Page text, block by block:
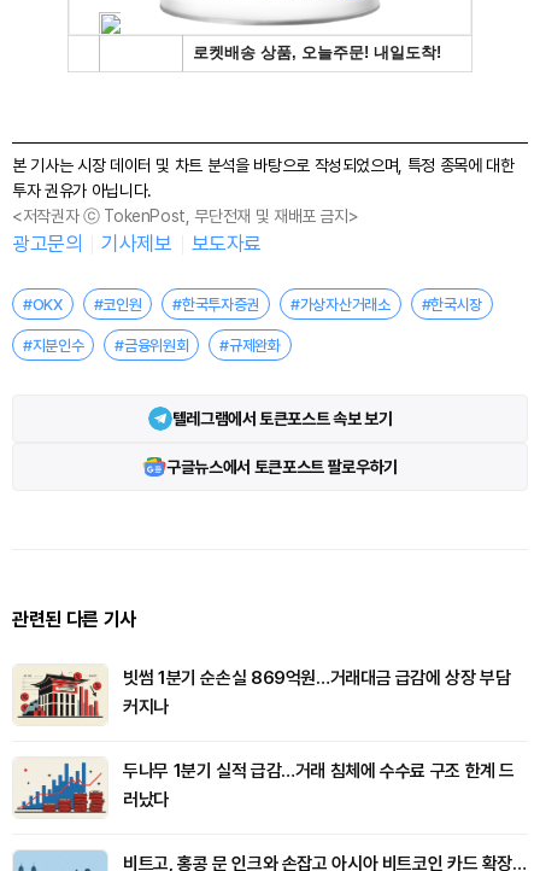
본 기사는 시장 데이터 및 차트 분석을 바탕으로 작성되었으며, 특정 종목에 대한
투자 권유가 아닙니다.
<저작권자 ⓒ TokenPost, 무단전재 및 재배포 금지>
광고문의 기사제보 보도자료
#OKX #코인원 #한국투자증권 #가상자산거래소 #한국시장
#지분인수 #금융위원회 #규제완화
텔레그램에서 토큰포스트 속보 보기
구글뉴스에서 토큰포스트 팔로우하기
관련된 다른 기사
빗썸 1분기 순손실 869억원…거래대금 급감에 상장 부담
커지나
두나무 1분기 실적 급감…거래 침체에 수수료 구조 한계 드
러났다
비트고, 홍콩 문 인크와 손잡고 아시아 비트코인 카드 확장…